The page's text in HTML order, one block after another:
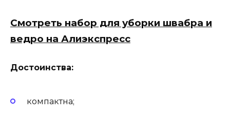
Смотреть набор для уборки швабра и
ведро на Алиэкспресс
Достоинства:
компактна;